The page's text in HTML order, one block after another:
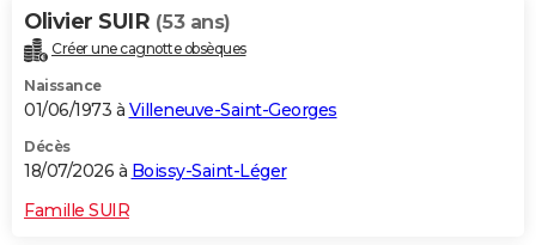
Dictionnaire
Biographies
Citations
Expressions
Proverbes
PROGRAMME TV
COPAINS D'AVANT
S'inscrire
Se connecter
Lycées
Collèges
Primaires
Universités
Entreprises
Service militaire
Avis de recherche
AVIS DE DÉCÈS
Olivier SUIR (53 ans)
Créer une cagnotte obsèques
Naissance
01/06/1973 à Villeneuve-Saint-Georges
Décès
18/07/2026 à Boissy-Saint-Léger
Famille SUIR